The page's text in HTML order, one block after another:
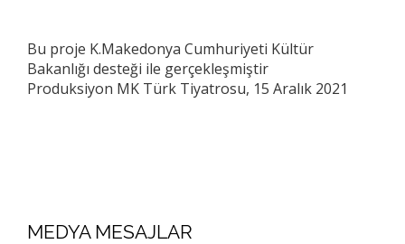
Bu proje K.Makedonya Cumhuriyeti Kültür
Bakanlığı desteği ile gerçekleşmiştir
Produksiyon MK Türk Tiyatrosu, 15 Aralık 2021
MEDYA MESAJLAR